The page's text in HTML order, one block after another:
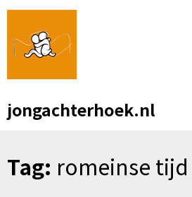
Skip
content
jongachterhoek.nl
Tag: romeinse tijd